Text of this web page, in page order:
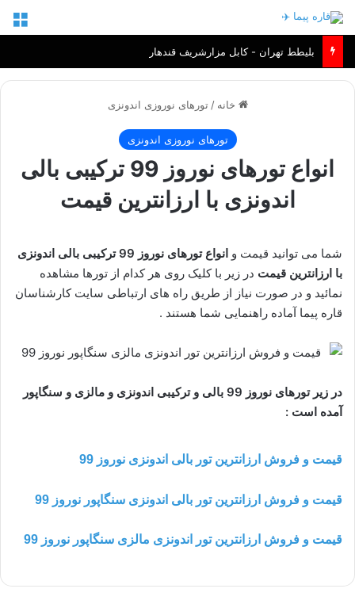
بلیطط تهران - کابل مزارشریف قندهار
خانه / تورهای نوروزی اندونزی
تورهای نوروزی اندونزی
انواع تورهای نوروز 99 ترکیبی بالی
اندونزی با ارزانترین قیمت
شما می توانید قیمت و انواع تورهای نوروز 99 ترکیبی بالی اندونزی
با ارزانترین قیمت در زیر با کلیک روی هر کدام از تورها مشاهده
نمائید و در صورت نیاز از طریق راه های ارتباطی سایت کارشناسان
قاره پیما آماده راهنمایی شما هستند .
در زیر تورهای نوروز 99 بالی و ترکیبی اندونزی و مالزی و سنگاپور
آمده است :
قیمت و فروش ارزانترین تور بالی اندونزی نوروز 99
قیمت و فروش ارزانترین تور بالی اندونزی سنگاپور نوروز 99
قیمت و فروش ارزانترین تور اندونزی مالزی سنگاپور نوروز 99